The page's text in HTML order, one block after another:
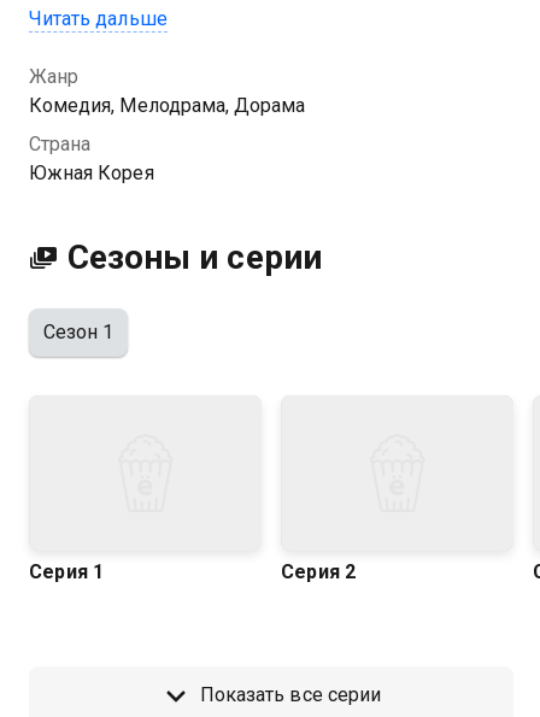
психологическому возрасту, когда встречает 30
психологическую травму и так и не завёл
отношений. Режиссер: Чо Су вон Актеры: Ян Се
чжон , Син Хе сон, Ан Хё соп
Посмотреть онлайн 1 сезон сериала 30, но 17 (каз)
качестве на Казахтелеком
Читать дальше
Жанр
Комедия, Мелодрама, Дорама
Страна
Южная Корея
Сезоны и серии
Сезон 1
Серия 1 Серия 2
Показать все серии